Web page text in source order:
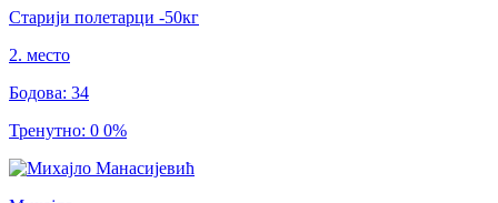
Старији полетарци -50кг
2. место
Бодова: 34
Тренутно: 0 0%